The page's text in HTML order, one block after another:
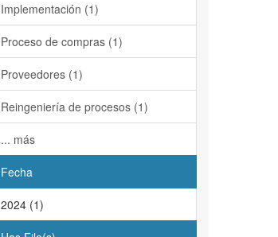
Implementación (1)
Proceso de compras (1)
Proveedores (1)
Reingeniería de procesos (1)
... más
Fecha
2024 (1)